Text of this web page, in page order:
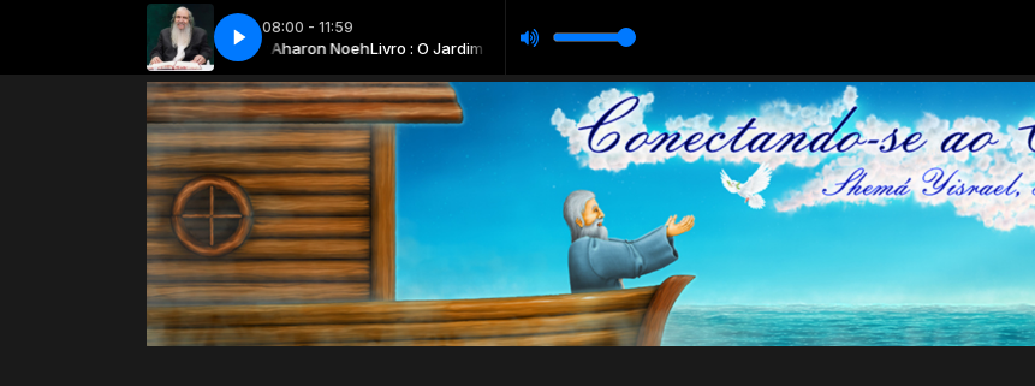
08:00 - 11:59
Shalom Arush com Rav Aharon NoehLivro : O Jardim da Emuná - Um Guia Prático para a Vida - Rav Shalom Arush com Rav Aharon Noeh
da Emuná - Fé Rav Aharon Noeh[59] Viaje até o Justo! O Jardim da Emuná - Fé Rav Aharon Noeh